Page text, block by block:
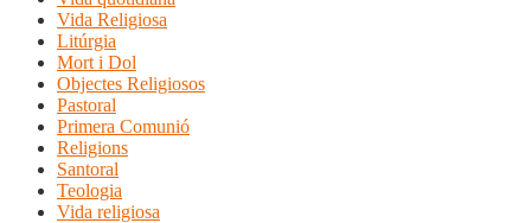
Vida Religiosa
Litúrgia
Mort i Dol
Objectes Religiosos
Pastoral
Primera Comunió
Religions
Santoral
Teologia
Vida religiosa